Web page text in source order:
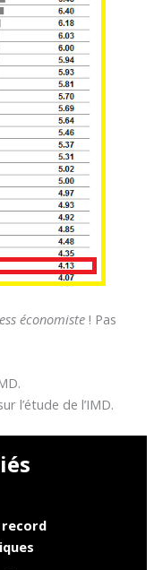
économiste! Pas
l’étude de l’IMD.
record